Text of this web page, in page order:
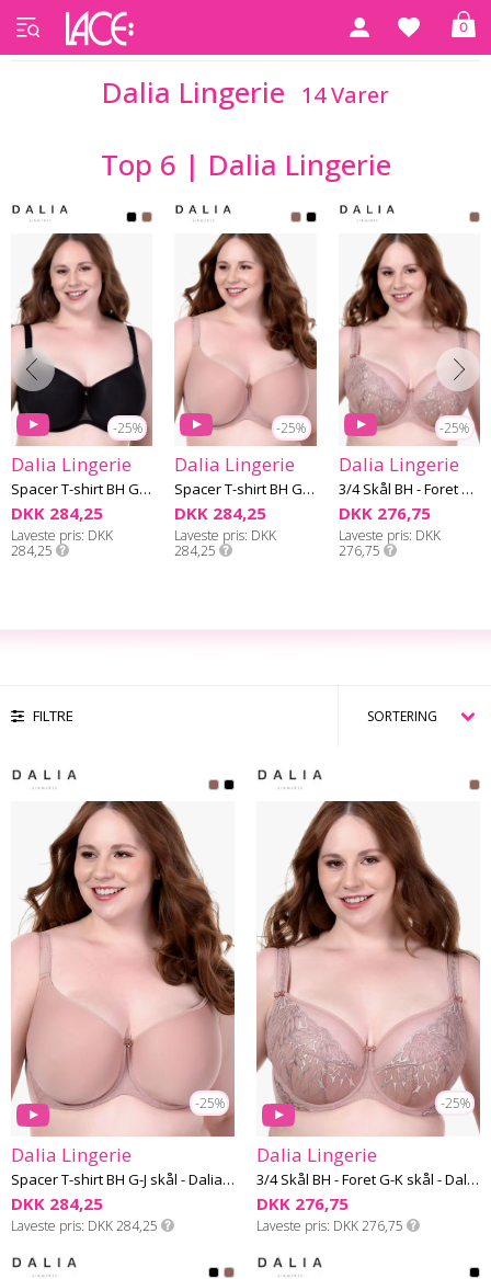
0
Forside Dalia Lingerie
Dalia Lingerie 14 Varer
Top 6 | Dalia Lingerie
-25%
Dalia Lingerie
Spacer T-shirt BH G-J skål - Dalia 05
DKK 284,25
Laveste pris DKK
284,25
-25%
Dalia Lingerie
Spacer T-shirt BH G-J skål - Dalia 06
DKK 284,25
Laveste pris DKK
284,25
-25%
Dalia Lingerie
3/4 Skål BH - Foret G-K skål - Dalia 06
DKK 276,75
Laveste pris DKK
276,75
FILTRE
-25%
Dalia Lingerie
Spacer T-shirt BH G-J skål - Dalia 06
DKK 284,25
Laveste pris DKK 284,25
-25%
Dalia Lingerie
3/4 Skål BH - Foret G-K skål - Dalia 06
DKK 276,75
Laveste pris DKK 276,75